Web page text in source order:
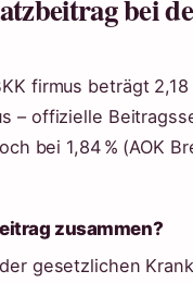
bei
firmus beträgt 2,18
– offizielle
bei 1,84 % (AOK
zusammen?
gesetzlichen